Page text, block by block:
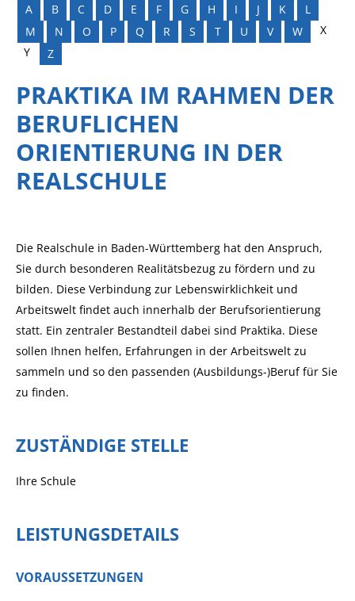
A B C D E F G H I J K
L
M
N O P Q R S T U V W
X
Y
Z
PRAKTIKA IM RAHMEN DER
BERUFLICHEN
ORIENTIERUNG IN DER
REALSCHULE
Die Realschule in Baden-Württemberg hat den Anspruch,
Sie durch besonderen Realitätsbezug zu fördern und zu
bilden. Diese Verbindung zur Lebenswirklichkeit und
Arbeitswelt findet auch innerhalb der Berufsorientierung
statt. Ein zentraler Bestandteil dabei sind Praktika. Diese
sollen Ihnen helfen, Erfahrungen in der Arbeitswelt zu
sammeln und so den passenden (Ausbildungs-)Beruf für Sie
zu finden.
ZUSTÄNDIGE STELLE
Ihre Schule
LEISTUNGSDETAILS
VORAUSSETZUNGEN